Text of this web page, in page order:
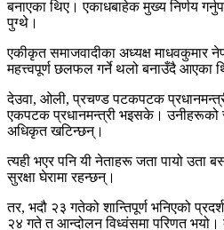
बनाएका थिए। एकाधबाहेक मुख्य निर्णय
पुग्थे।
एकीकृत समाजवादीका अध्यक्ष माधवकुमार
महत्त्वपूर्ण छलफल गर्ने थलो बनाउँदै आएका
देउवा, ओली, प्रचण्ड पटकपटक
एकपटक प्रधानमन्त्री भइसके। उनीहरूको
अधिकृत खटिन्छन्।
त्यही भएर पनि यी नेताहरू जता पायो उता
सुरक्षा घेरामा रहन्छन्।
तर, भदौ २३ गतेको शान्तिपूर्ण भनिएको
२४ गते त आन्दोलन विध्वंसमा परिणत भयो।